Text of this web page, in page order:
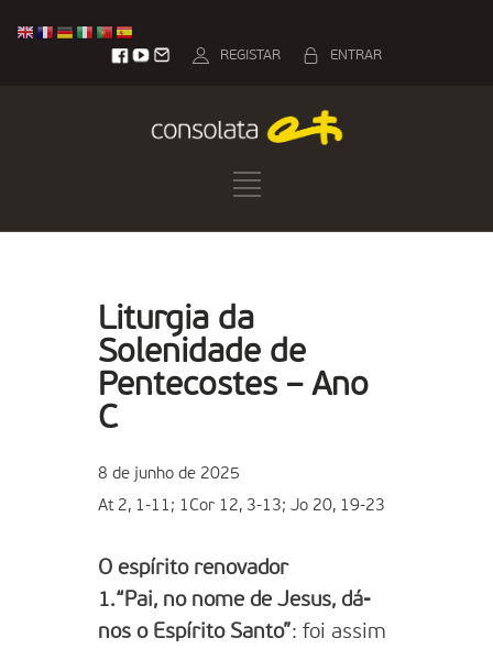
ENTRAR
REGISTAR
Liturgia da
Solenidade de
Pentecostes – Ano
C
8 de junho de 2025
At 2, 1-11; 1Cor 12, 3-13; Jo 20, 19-23
O espírito renovador
1.“Pai, no nome de Jesus, dá-
nos o Espírito Santo”: foi assim